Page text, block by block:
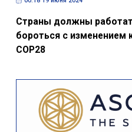
Страны должны
бороться с изменением
COP28